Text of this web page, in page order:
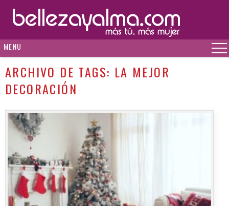
MENU
ARCHIVO DE TAGS: LA MEJOR
DECORACIÓN